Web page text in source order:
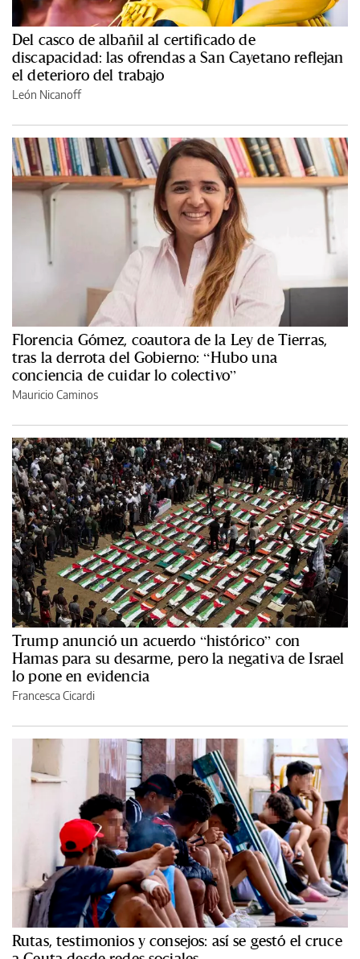
Del casco de albañil al certificado de
discapacidad: las ofrendas a San Cayetano reflejan
el deterioro del trabajo
León Nicanoff
Florencia Gómez, coautora de la Ley de Tierras,
tras la derrota del Gobierno: “Hubo una
conciencia de cuidar lo colectivo”
Mauricio Caminos
Trump anunció un acuerdo “histórico” con
Hamas para su desarme, pero la negativa de Israel
lo pone en evidencia
Francesca Cicardi
Rutas, testimonios y consejos: así se gestó el cruce